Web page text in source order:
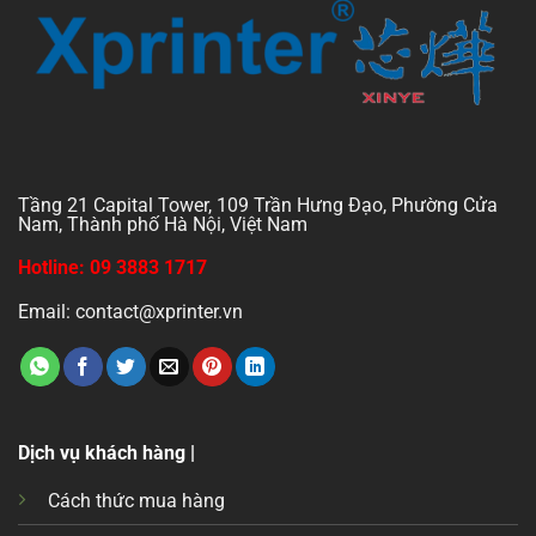
Tầng 21 Capital Tower, 109 Trần Hưng Đạo, Phường Cửa
Nam, Thành phố Hà Nội, Việt Nam
Hotline: 09 3883 1717
Email: contact@xprinter.vn
Dịch vụ khách hàng |
Cách thức mua hàng